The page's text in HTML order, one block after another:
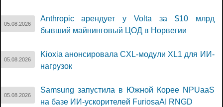
05.08.2026
Anthropic арендует у Volta за $10 млрд
бывший майнинговый ЦОД в Норвегии
05.08.2026
Kioxia анонсировала CXL-модули XL1 для ИИ-
нагрузок
05.08.2026
Samsung запустила в Южной Корее NPUaaS
на базе ИИ-ускорителей FuriosaAI RNGD